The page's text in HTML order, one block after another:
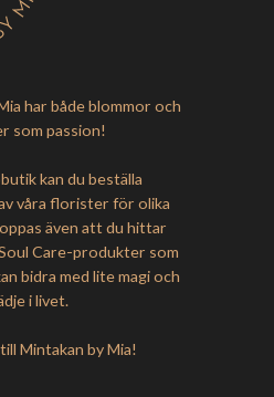
har både blommor och
som passion!
kan du beställa
våra florister för olika
även att du hittar
Care-produkter som
bidra med lite magi och
i livet.
Mintakan by Mia!